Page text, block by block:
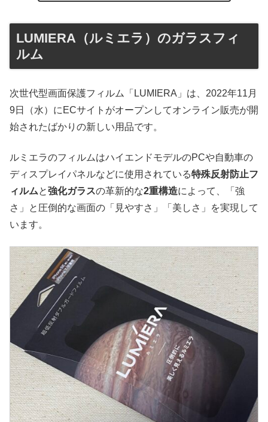
LUMIERA（ルミエラ）のガラスフィ
ルム
次世代型画面保護フィルム「LUMIERA」は、2022年11月
9日（水）にECサイトがオープンしてオンライン販売が開
始されたばかりの新しい用品です。
ルミエラのフィルムはハイエンドモデルのPCや自動車の
ディスプレイパネルなどに使用されている特殊反射防止フ
ィルムと強化ガラスの革新的な2重構造によって、「強
さ」と圧倒的な画面の「見やすさ」「美しさ」を実現して
います。